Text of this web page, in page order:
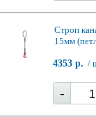
Строп
15мм
4353 р. /
-